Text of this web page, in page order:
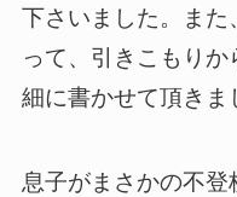
下さいました。また
って、引きこもり
細に書かせて頂きま
息子がまさかの不